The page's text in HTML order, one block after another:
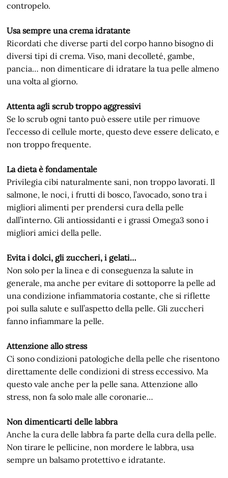
contropelo.
Usa sempre una crema idratante
Ricordati che diverse parti del corpo hanno bisogno di
diversi tipi di crema. Viso, mani decolleté, gambe,
pancia… non dimenticare di idratare la tua pelle almeno
una volta al giorno.
Attenta agli scrub troppo aggressivi
Se lo scrub ogni tanto può essere utile per rimuove
l’eccesso di cellule morte, questo deve essere delicato, e
non troppo frequente.
La dieta è fondamentale
Privilegia cibi naturalmente sani, non troppo lavorati. Il
salmone, le noci, i frutti di bosco, l’avocado, sono tra i
migliori alimenti per prendersi cura della pelle
dall’interno. Gli antiossidanti e i grassi Omega3 sono i
migliori amici della pelle.
Evita i dolci, gli zuccheri, i gelati…
Non solo per la linea e di conseguenza la salute in
generale, ma anche per evitare di sottoporre la pelle ad
una condizione infiammatoria costante, che si riflette
poi sulla salute e sull’aspetto della pelle. Gli zuccheri
fanno infiammare la pelle.
Attenzione allo stress
Ci sono condizioni patologiche della pelle che risentono
direttamente delle condizioni di stress eccessivo. Ma
questo vale anche per la pelle sana. Attenzione allo
stress, non fa solo male alle coronarie…
Non dimenticarti delle labbra
Anche la cura delle labbra fa parte della cura della pelle.
Non tirare le pellicine, non mordere le labbra, usa
sempre un balsamo protettivo e idratante.